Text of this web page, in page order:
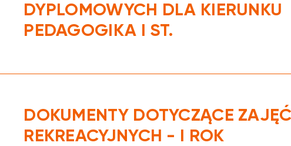
DYPLOMOWYCH DLA KIERUNKU
PEDAGOGIKA I ST.
DOKUMENTY DOTYCZĄCE ZAJĘĆ
REKREACYJNYCH - I ROK